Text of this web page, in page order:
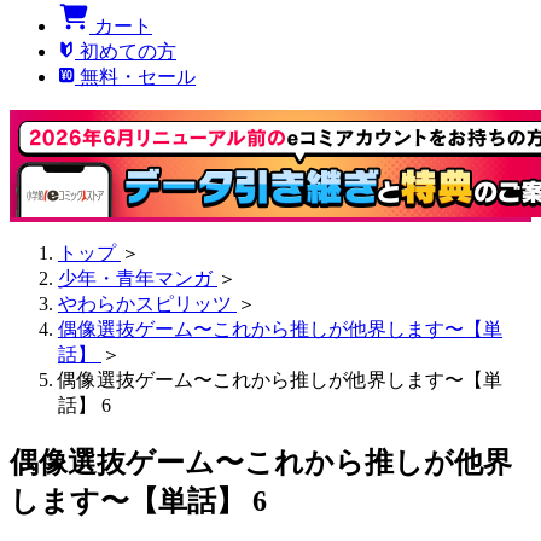
カート
初めての方
無料・セール
トップ ＞
少年・青年マンガ ＞
やわらかスピリッツ ＞
偶像選抜ゲーム〜これから推しが他界します〜【単
話】
＞
偶像選抜ゲーム〜これから推しが他界します〜【単
話】 6
偶像選抜ゲーム〜これから推しが他界
します〜【単話】 6